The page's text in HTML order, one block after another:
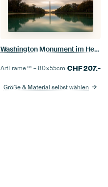
Washington Monument im Herbst
ArtFrame™ –80×55cm CHF207.-
Größe & Material selbst wählen